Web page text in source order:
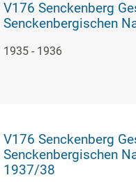
V176 Senckenberg Gesellschaft für
Senckenbergischen
1935 - 1936
V176 Senckenberg Gesellschaft für
Senckenbergischen
1937/38